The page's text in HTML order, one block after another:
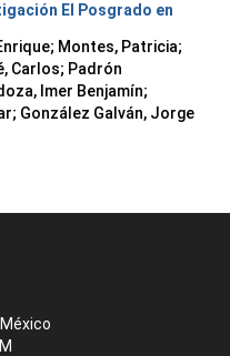
El Posgrado en
; Montes, Patricia;
Carlos; Padrón
Imer Benjamín;
; González Galván, Jorge